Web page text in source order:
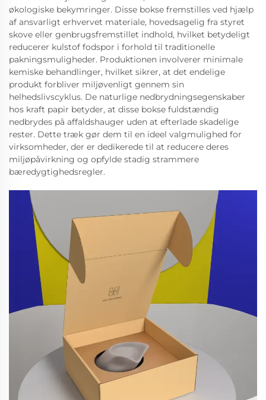
økologiske bekymringer. Disse bokse fremstilles ved hjælp
af ansvarligt erhvervet materiale, hovedsagelig fra styret
skove eller genbrugsfremstillet indhold, hvilket betydeligt
reducerer kulstof fodspor i forhold til traditionelle
pakningsmuligheder. Produktionen involverer minimale
kemiske behandlinger, hvilket sikrer, at det endelige
produkt forbliver miljøvenligt gennem sin
helhedslivscyklus. De naturlige nedbrydningsegenskaber
hos kraft papir betyder, at disse bokse fuldstændig
nedbrydes på affaldshauger uden at efterlade skadelige
rester. Dette træk gør dem til en ideel valgmulighed for
virksomheder, der er dedikerede til at reducere deres
miljøpåvirkning og opfylde stadig strammere
bæredygtighedsregler.